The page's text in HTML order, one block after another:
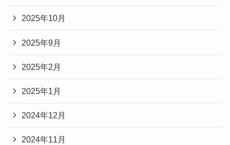
2025年10月
2025年9月
2025年2月
2025年1月
2024年12月
2024年11月